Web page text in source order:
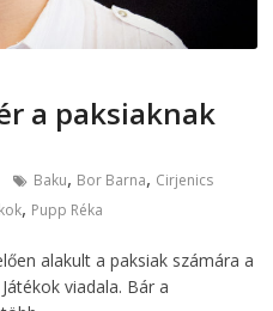
a paksiaknak
Baku, Bor Barna, Cirjenics
, Pupp Réka
alakult a paksiak számára a
viadala. Bár a